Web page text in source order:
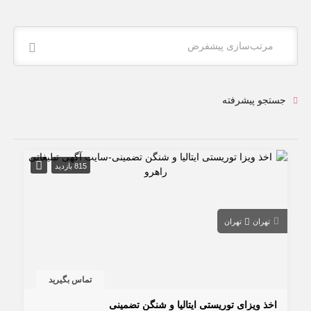
مرتب‌سازی پیشفرض
جستجو پیشرفته
815 بازدید
تهران تهران
تماس بگیرید
اخذ ویزای توریستی ایتالیا و شنگن تضمینی